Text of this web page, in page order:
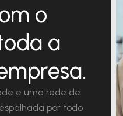
o
a
e uma rede de
por todo